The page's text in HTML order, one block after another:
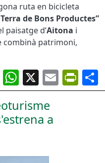
ruta en bicicleta
de Bons Productes”
paisatge d’Aitona i
combinà patrimoni,
Facebook
WhatsApp
X Email
a